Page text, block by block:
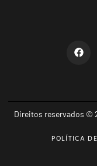
Direitos reservados ©
POLÍTICA